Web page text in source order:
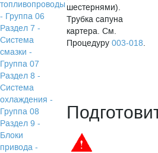
топливопроводы
- Группа 06
Раздел 7 -
Система
смазки -
Группа 07
Раздел 8 -
Система
охлаждения -
Группа 08
Раздел 9 -
Блоки
привода -
шестернями).
Трубка сапуна
картера. См.
Процедуру003-018.